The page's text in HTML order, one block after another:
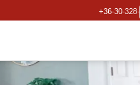
+36-30-328-